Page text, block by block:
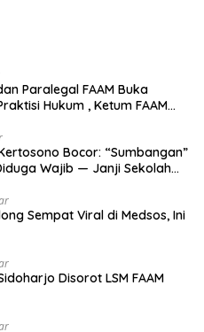
Disorot LSM FAAM
Lomba se-Madura
Bekuk Pengedar Sabu